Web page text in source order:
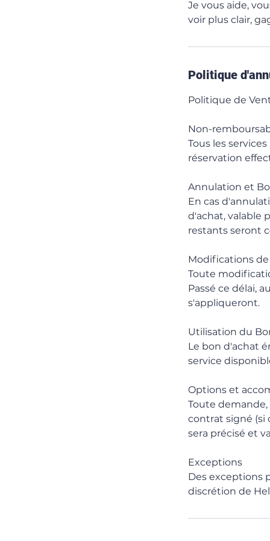
Je vous aide,
voir plus clair,
Politique
Politique de
Non-
Tous les
réservation
Annulation et
En cas
d'achat, valable
restants seront
Modifications
Toute
Passé ce délai,
s'appliqueront.
Utilisation du
Le bon d'achat
service
Options et
Toute
contrat signé (si
sera précisé et
Exceptions
Des exceptions
discrétion de